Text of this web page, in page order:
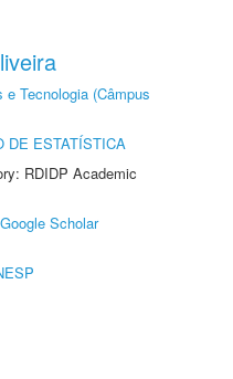
Tecnologia (Câmpus
DE ESTATÍSTICA
RDIDP Academic
Google Scholar